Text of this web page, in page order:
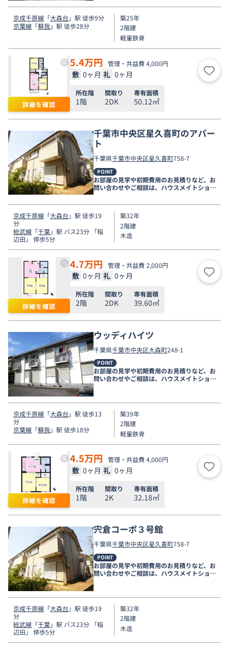
京成千原線 「大森台」駅 徒歩9分
京葉線 「蘇我」駅 徒歩28分
築25年
2階建
軽量鉄骨
詳細を確認
5.4万円 管理・共益費 4,000円
敷 0ヶ月 礼 0ヶ月 お気
所在階
1階
間取り
2DK
専有面積
50.12㎡
千葉市中央区星久喜町のアパー
ト
千葉県千葉市中央区星久喜町758-7
POINT
お部屋の見学や初期費用のお見積りなど、お
問い合わせやご相談は、ハウスメイトショッ
プ千葉店まで。
京成千原線 「大森台」駅 徒歩19
分
総武線 「千葉」駅 バス23分 「稲
辺田」 停歩5分
築32年
2階建
木造
詳細を確認
4.7万円 管理・共益費 2,000円
敷 0ヶ月 礼 0ヶ月 お気
所在階
2階
間取り
2DK
専有面積
39.60㎡
ウッディハイツ
千葉県千葉市中央区大森町248-1
POINT
お部屋の見学や初期費用のお見積りなど、お
問い合わせやご相談は、ハウスメイトショッ
プ千葉店まで。
京成千原線 「大森台」駅 徒歩13
分
京葉線 「蘇我」駅 徒歩18分
築39年
2階建
軽量鉄骨
詳細を確認
4.5万円 管理・共益費 4,000円
敷 0ヶ月 礼 0ヶ月 お気
所在階
1階
間取り
2K
専有面積
32.18㎡
宍倉コーポ３号館
千葉県千葉市中央区星久喜町758-7
POINT
お部屋の見学や初期費用のお見積りなど、お
問い合わせやご相談は、ハウスメイトショッ
プ千葉店まで。
京成千原線 「大森台」駅 徒歩19
分
総武線 「千葉」駅 バス23分 「稲
辺田」 停歩5分
築32年
2階建
木造